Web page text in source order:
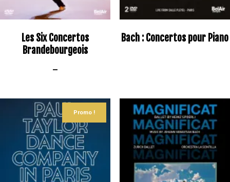
Les Six Concertos
Brandebourgeois
–
Bach : Concertos pour Piano
Promo !